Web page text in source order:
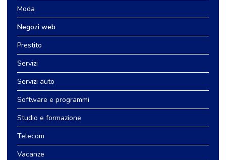
Moda
Negozi web
Prestito
Servizi
Servizi auto
Software e programmi
Studio e formazione
Telecom
Vacanze